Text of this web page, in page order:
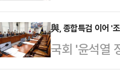
일반적인 태
물을 수 있다
20일 박 전
공판을 열고
고검 검사를
가 신생 법무
르면 한 전 대
속 변호사로
록 절차는 지
與, 종합특검 이어 '
국회 '윤석열
(국조특위)